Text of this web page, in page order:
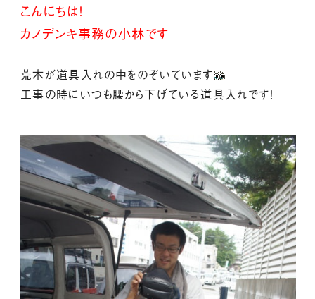
こんにちは！
カノデンキ事務の小林です
荒木が道具入れの中をのぞいています
工事の時にいつも腰から下げている道具入れです！